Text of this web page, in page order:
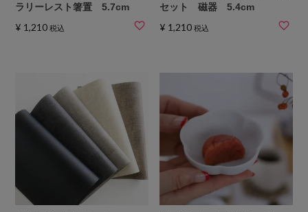
ラリーレスト箸置 5.7cm
¥ 1,210 税込
セット 磁器 5.4cm
¥ 1,210 税込